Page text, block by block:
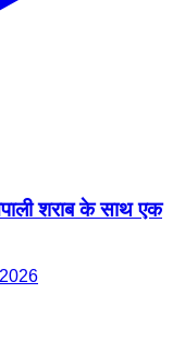
शराब के साथ एक